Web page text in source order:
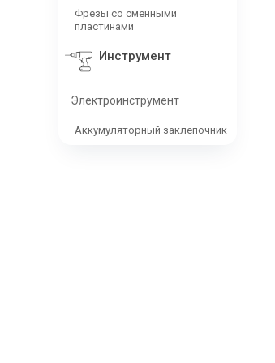
Фрезы со сменными
пластинами
Инструмент
Электроинструмент
Аккумуляторный заклепочник